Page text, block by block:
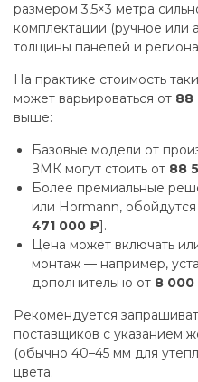
размером 3,5×3 метра
комплектации (ручное или
толщины панелей и
На практике стоимость
может варьироваться от 88
выше:
Базовые модели от
ЗМК могут стоить от 88
Более премиальные
или Hormann,
471 000 ₽].
Цена может включать
монтаж — например,
дополнительно от 8 000
Рекомендуется
поставщиков с указанием
(обычно 40–45 мм для
цвета.